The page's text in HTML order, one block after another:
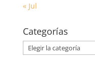
« Jul
Categorías
Categorías